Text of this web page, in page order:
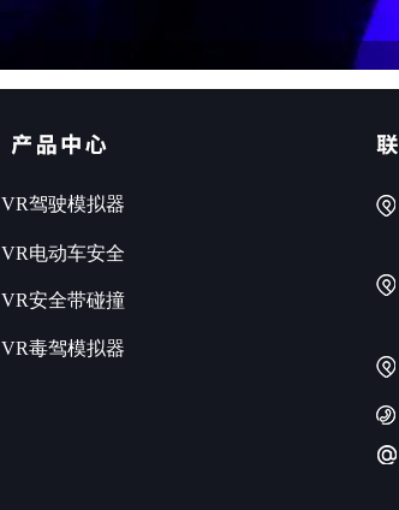
VR驾驶模拟器
VR电动车安全
VR安全带碰撞
VR毒驾模拟器